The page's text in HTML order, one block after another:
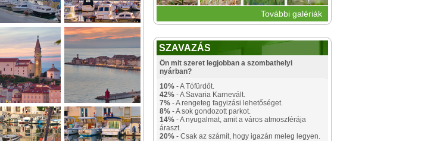
További galériák
SZAVAZÁS
Ön mit szeret legjobban a szombathelyi
nyárban?
10% - A Tófürdőt.
42% - A Savaria Karnevált.
7% - A rengeteg fagyizási lehetőséget.
8% - A sok gondozott parkot.
14% - A nyugalmat, amit a város atmoszférája
áraszt.
20% - Csak az számít, hogy igazán meleg legyen.